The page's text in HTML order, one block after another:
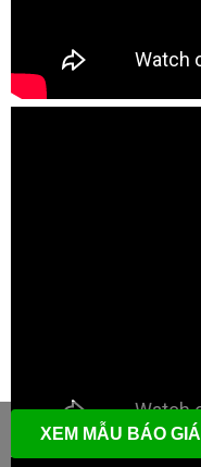
XEM MẪU BÁO GIÁ